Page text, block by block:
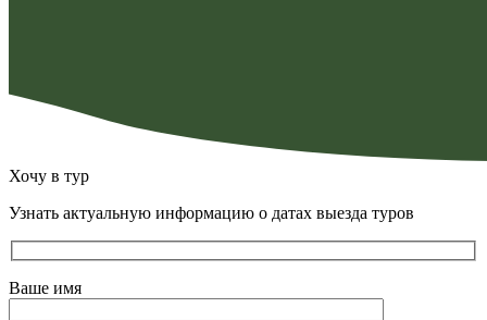
Хочу в тур
Узнать актуальную информацию о датах выезда туров
Ваше имя